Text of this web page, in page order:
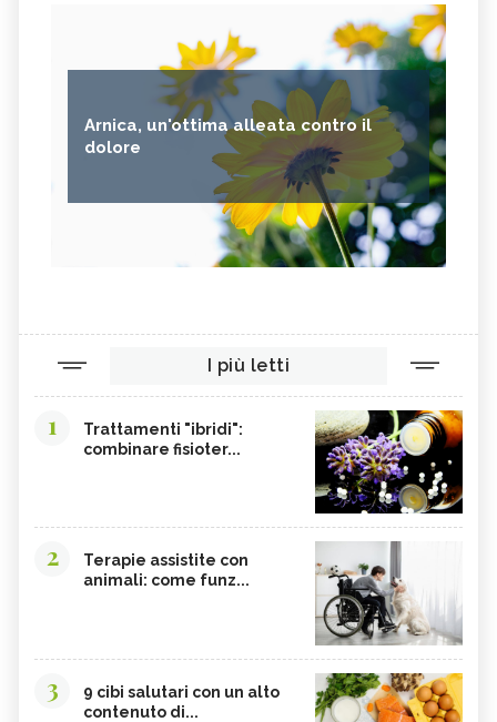
Arnica, un'ottima alleata contro il
dolore
I più letti
1
Trattamenti "ibridi":
combinare fisioter...
2
Terapie assistite con
animali: come funz...
3
9 cibi salutari con un alto
contenuto di...